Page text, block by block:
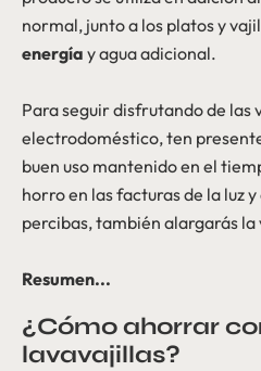
normal, junto a los platos y
energía y agua adicional.
Para seguir disfrutando de las
electrodoméstico, ten
buen uso mantenido en el
horro en las facturas de la luz
percibas, también alargarás
Resumen...
¿Cómo ahorrar
lavavajillas?